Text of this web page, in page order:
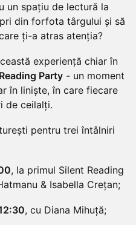
un spațiu de lectură la
din forfota târgului și să
ți-a atras atenția?
experiență chiar în
Party - un moment
în liniște, în care fiecare
de ceilalți.
pentru trei întâlniri
, la primul Silent Reading
& Isabella Crețan;
, cu Diana Mihuță;